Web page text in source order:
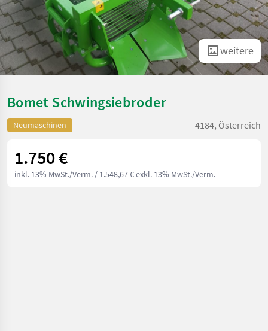
weitere
Bomet Schwingsiebroder
Neumaschinen 4184, Österreich
1.750 €
inkl. 13% MwSt./Verm. / 1.548,67 € exkl. 13% MwSt./Verm.